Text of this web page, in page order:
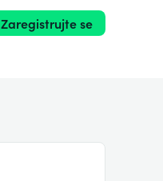
Zaregistrujte se